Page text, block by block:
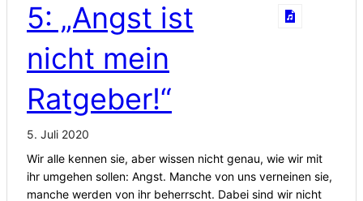
5: „Angst ist
nicht mein
Ratgeber!“
5. Juli 2020
Wir alle kennen sie, aber wissen nicht genau, wie wir mit
ihr umgehen sollen: Angst. Manche von uns verneinen sie,
manche werden von ihr beherrscht. Dabei sind wir nicht